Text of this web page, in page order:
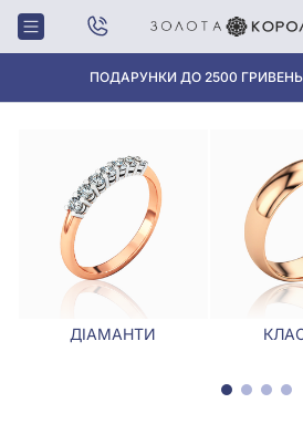
«КРАЩА ЦІНА» ВІД 5945
Головна Обручки Обручки
ОБРУЧКИ
ДІАМАНТИ